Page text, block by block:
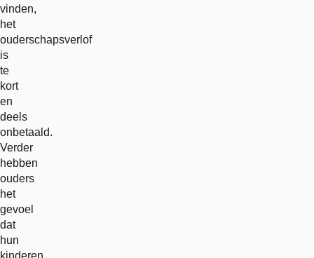
vinden,
het
ouderschapsverlof
is
te
kort
en
deels
onbetaald.
Verder
hebben
ouders
het
gevoel
dat
hun
kinderen